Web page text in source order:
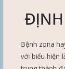
Bệnh zona
với biểu hiện